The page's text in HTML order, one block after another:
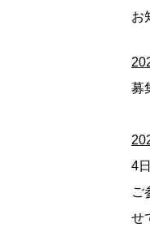
お
募
4
ご
せ